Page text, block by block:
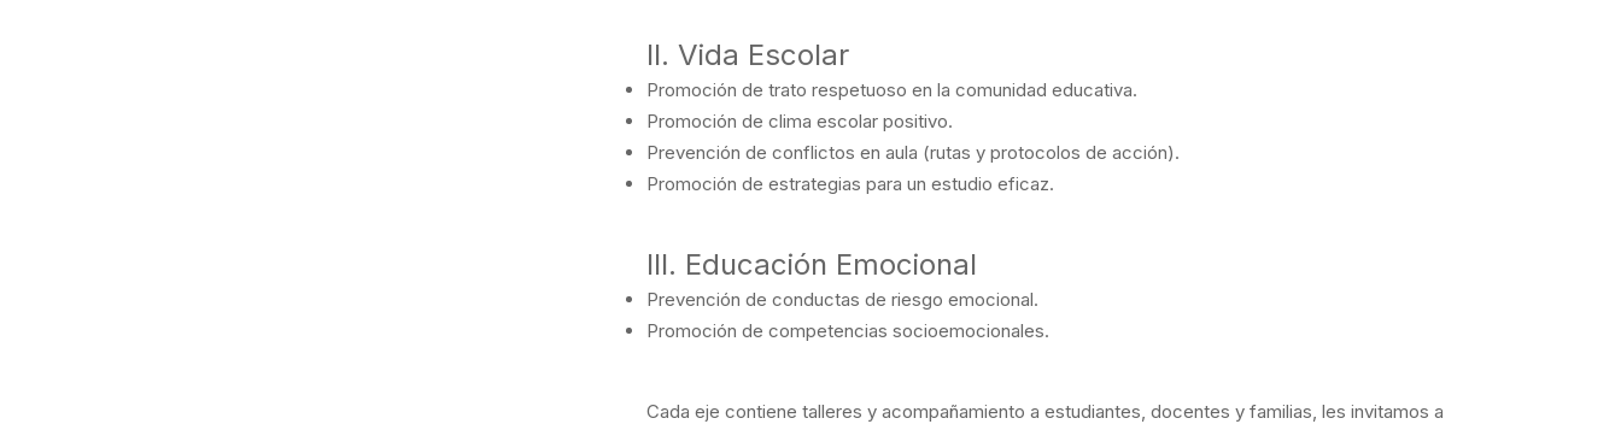
II. Vida Escolar
Promoción de trato respetuoso en la comunidad educativa.
Promoción de clima escolar positivo.
Prevención de conflictos en aula (rutas y protocolos de acción).
Promoción de estrategias para un estudio eficaz.
III. Educación Emocional
Prevención de conductas de riesgo emocional.
Promoción de competencias socioemocionales.
Cada eje contiene talleres y acompañamiento a estudiantes, docentes y familias, les invitamos a